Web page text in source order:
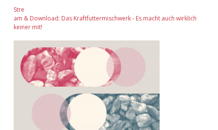
Stre
am & Download: Das Kraftfuttermischwerk - Es macht auch wirklich
keiner mit!